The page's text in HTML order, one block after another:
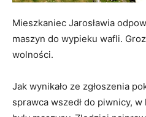
Mieszkaniec Jarosławia
maszyn do wypieku wafli.
wolności.
Jak wynikało ze zgłoszenia
sprawca wszedł do piwnicy,